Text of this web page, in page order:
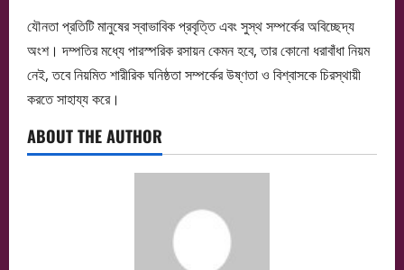
যৌনতা প্রতিটি মানুষের স্বাভাবিক প্রবৃত্তি এবং সুস্থ সম্পর্কের অবিচ্ছেদ্য
অংশ। দম্পতির মধ্যে পারস্পরিক রসায়ন কেমন হবে, তার কোনো ধরাবাঁধা নিয়ম
নেই, তবে নিয়মিত শারীরিক ঘনিষ্ঠতা সম্পর্কের উষ্ণতা ও বিশ্বাসকে চিরস্থায়ী
করতে সাহায্য করে।
ABOUT THE AUTHOR